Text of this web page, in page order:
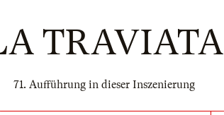
TRAVIATA
71. Aufführung in dieser Inszenierung